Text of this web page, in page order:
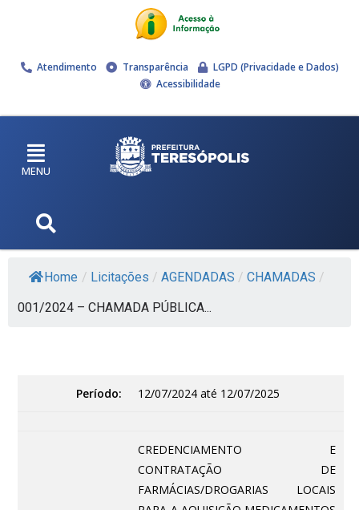
Atendimento Transparência
LGPD (Privacidade e Dados)
Acessibilidade
MENU
Home / Licitações / AGENDADAS / CHAMADAS /
001/2024 – CHAMADA PÚBLICA...
Período: 12/07/2024 até 12/07/2025
CREDENCIAMENTO E
CONTRATAÇÃO DE
FARMÁCIAS/DROGARIAS LOCAIS